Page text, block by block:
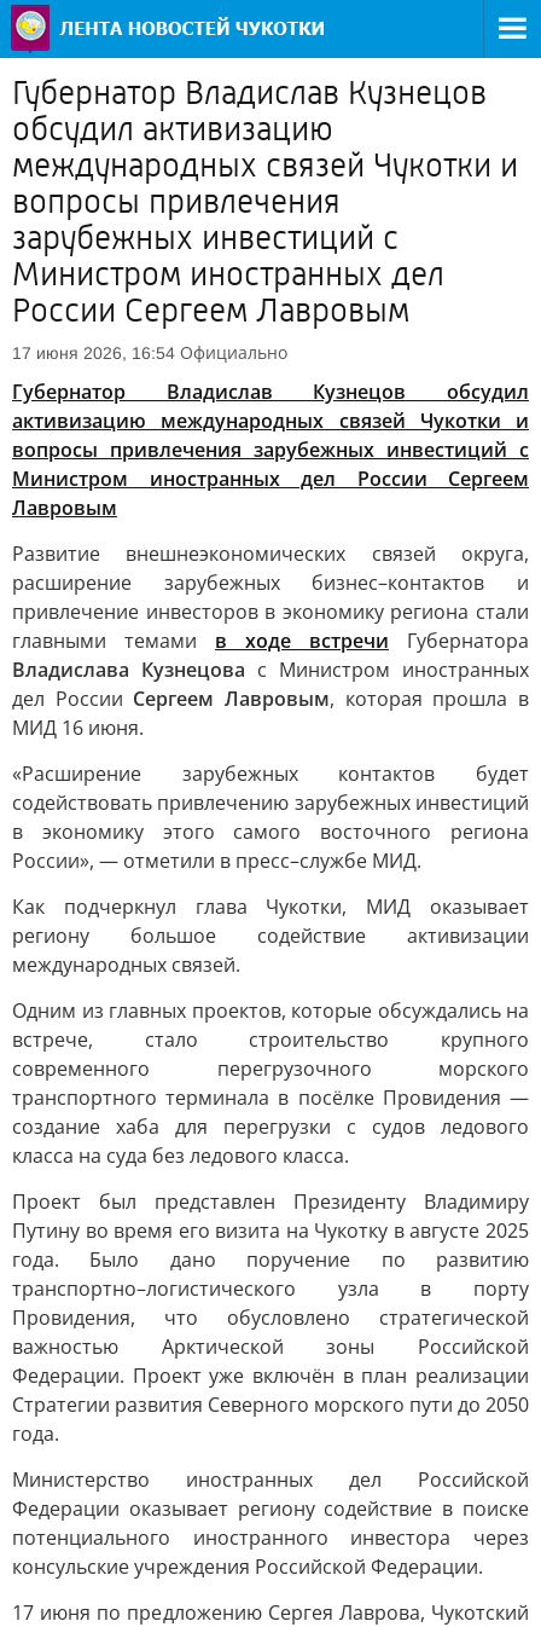
Губернатор Владислав Кузнецов
обсудил активизацию
международных связей Чукотки и
вопросы привлечения
зарубежных инвестиций с
Министром иностранных дел
России Сергеем Лавровым
17 июня 2026, 16:54 Официально
Губернатор Владислав Кузнецов обсудил
активизацию международных связей Чукотки и
вопросы привлечения зарубежных инвестиций с
Министром иностранных дел России Сергеем
Лавровым
Развитие внешнеэкономических связей округа,
расширение зарубежных бизнес–контактов и
привлечение инвесторов в экономику региона стали
главными темами в ходе встречи Губернатора
Владислава Кузнецова с Министром иностранных
дел России Сергеем Лавровым, которая прошла в
МИД 16 июня.
«Расширение зарубежных контактов будет
содействовать привлечению зарубежных инвестиций
в экономику этого самого восточного региона
России», — отметили в пресс–службе МИД.
Как подчеркнул глава Чукотки, МИД оказывает
региону большое содействие активизации
международных связей.
Одним из главных проектов, которые обсуждались на
встрече, стало строительство крупного
современного перегрузочного морского
транспортного терминала в посёлке Провидения —
создание хаба для перегрузки с судов ледового
класса на суда без ледового класса.
Проект был представлен Президенту Владимиру
Путину во время его визита на Чукотку в августе 2025
года. Было дано поручение по развитию
транспортно–логистического узла в порту
Провидения, что обусловлено стратегической
важностью Арктической зоны Российской
Федерации. Проект уже включён в план реализации
Стратегии развития Северного морского пути до 2050
года.
Министерство иностранных дел Российской
Федерации оказывает региону содействие в поиске
потенциального иностранного инвестора через
консульские учреждения Российской Федерации.
17 июня по предложению Сергея Лаврова, Чукотский